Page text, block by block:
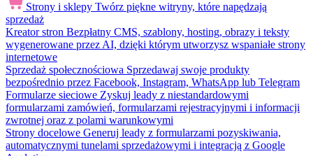
Strony i sklepy Twórz piękne witryny, które napędzają
sprzedaż
Kreator stron Bezpłatny CMS, szablony, hosting, obrazy i teksty
wygenerowane przez AI, dzięki którym utworzysz wspaniałe strony
internetowe
Sprzedaż społecznościowa Sprzedawaj swoje produkty
bezpośrednio przez Facebook, Instagram, WhatsApp lub Telegram
Formularze sieciowe Zyskuj leady z niestandardowymi
formularzami zamówień, formularzami rejestracyjnymi i informacji
zwrotnej oraz z polami warunkowymi
Strony docelowe Generuj leady z formularzami pozyskiwania,
automatycznymi tunelami sprzedażowymi i integracją z Google